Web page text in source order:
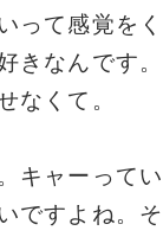
って感覚をく
きなんです。
なくて。
キャーってい
ですよね。そ